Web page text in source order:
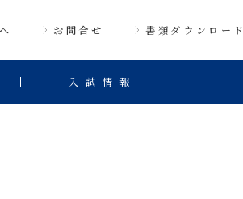
お問合せ 書類ダウンロード
入試情報